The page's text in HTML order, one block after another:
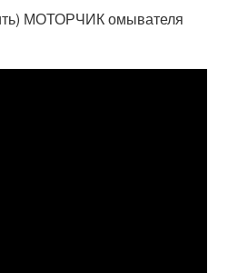
МОТОРЧИК омывателя